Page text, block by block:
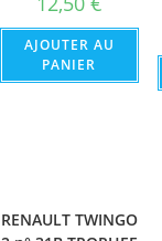
AJOUTER AU
PANIER
RENAULT TWINGO